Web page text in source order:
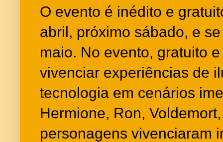
O evento é inédito e
abril, próximo sábado, e
maio. No evento, gratuito
vivenciar experiências de
tecnologia em cenários
Hermione, Ron,
personagens vivenciaram